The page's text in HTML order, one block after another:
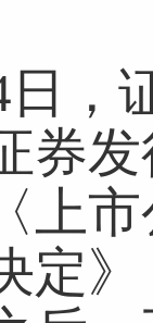
日，
券
上
定